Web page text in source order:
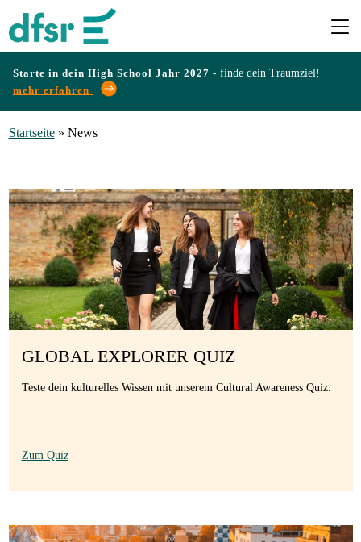
Starte in dein High School Jahr 2027 - finde dein Traumziel!
mehr erfahren
Infos
&
Erfahrungen
Preise
Gastfamilie
Startseite» News
GLOBAL EXPLORER QUIZ
Teste dein kulturelles Wissen mit unserem Cultural Awareness Quiz.
Zum Quiz